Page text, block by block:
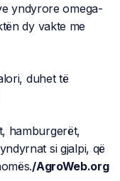
yndyrore omega-
dy vakte me
duhet të
hamburgerët,
si gjalpi, që
/AgroWeb.org